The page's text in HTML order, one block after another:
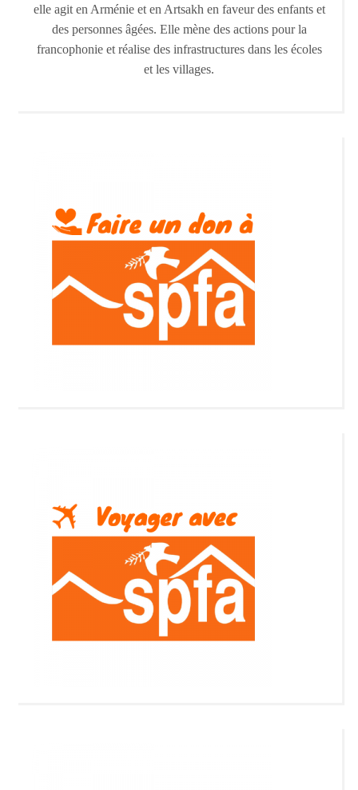
elle agit en Arménie et en Artsakh en faveur des enfants et
des personnes âgées. Elle mène des actions pour la
francophonie et réalise des infrastructures dans les écoles
et les villages.